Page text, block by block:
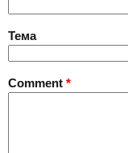
Тема
Comment *